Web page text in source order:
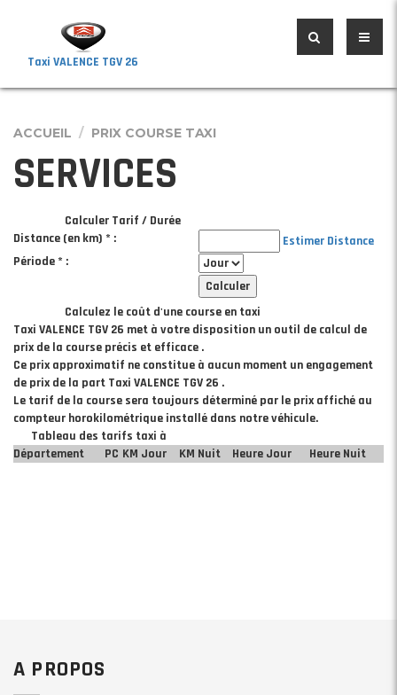
Taxi VALENCE TGV 26
ACCUEIL PRIX COURSE TAXI
SERVICES
Calculer Tarif / Durée
Distance (en km) * :
Estimer Distance
Période * :
Calculez le coût d'une course en taxi
Taxi VALENCE TGV 26 met à votre disposition un outil de calcul de
prix de la course précis et efficace .
Ce prix approximatif ne constitue à aucun moment un engagement
de prix de la part Taxi VALENCE TGV 26 .
Le tarif de la course sera toujours déterminé par le prix affiché au
compteur horokilométrique installé dans notre véhicule.
Tableau des tarifs taxi à
Département
PC KM Jour KM Nuit Heure Jour Heure Nuit
A PROPOS